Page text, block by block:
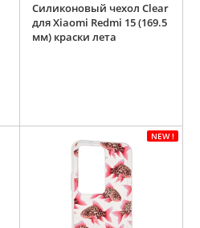
Силиконовый чехол Clear
для Xiaomi Redmi 15 (169.5
мм) краски лета
NEW !